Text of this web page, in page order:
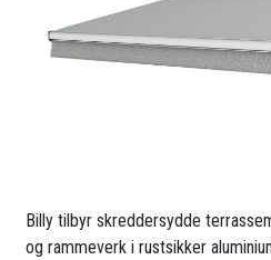
Billy tilbyr skreddersydde
og rammeverk i rustsikker